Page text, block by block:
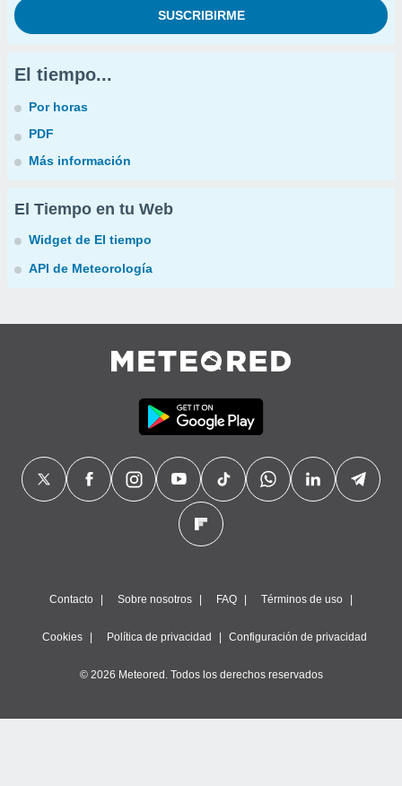
El tiempo...
Por horas
PDF
Más información
El Tiempo en tu Web
Widget de El tiempo
API de Meteorología
Contacto Sobre nosotros FAQ Términos de uso
Cookies Política de privacidad Configuración de privacidad
© 2026 Meteored. Todos los derechos reservados